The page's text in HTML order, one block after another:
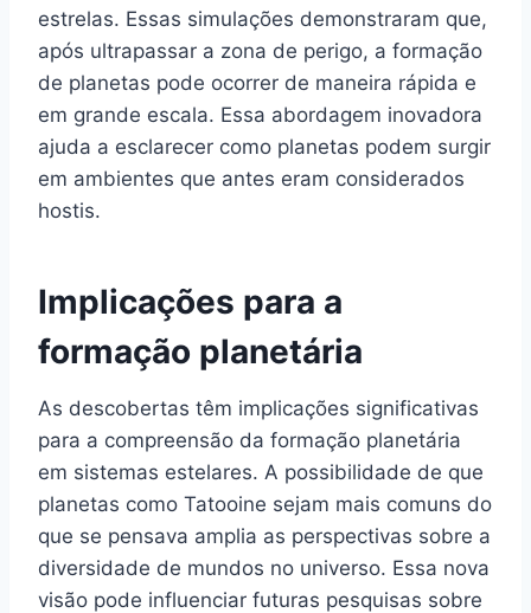
estrelas. Essas simulações demonstraram que,
após ultrapassar a zona de perigo, a formação
de planetas pode ocorrer de maneira rápida e
em grande escala. Essa abordagem inovadora
ajuda a esclarecer como planetas podem surgir
em ambientes que antes eram considerados
hostis.
Implicações para a
formação planetária
As descobertas têm implicações significativas
para a compreensão da formação planetária
em sistemas estelares. A possibilidade de que
planetas como Tatooine sejam mais comuns do
que se pensava amplia as perspectivas sobre a
diversidade de mundos no universo. Essa nova
visão pode influenciar futuras pesquisas sobre